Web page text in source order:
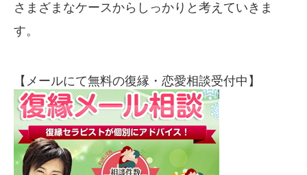
さまざまなケースからしっかりと考えていきま
す。
【メールにて無料の復縁・恋愛相談受付中】